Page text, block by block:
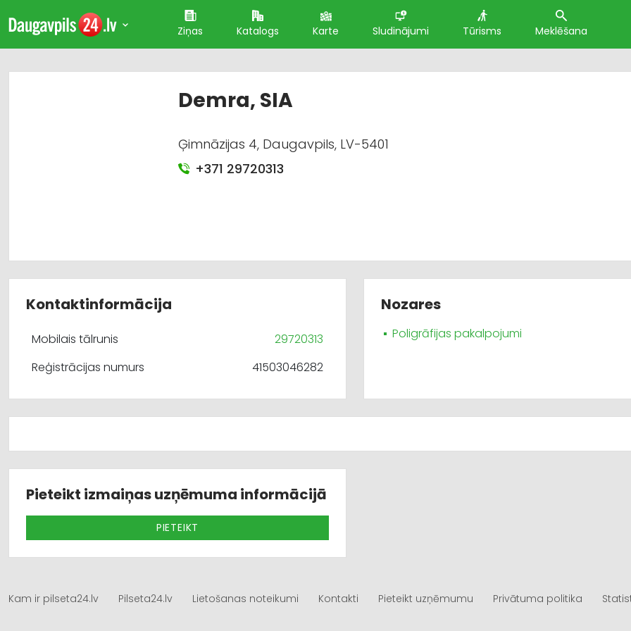
Ziņas Katalogs Karte Sludinājumi Tūrisms Meklēšana
Demra, SIA
Ģimnāzijas 4, Daugavpils, LV-5401
+371 29720313
Kontaktinformācija
Mobilais tālrunis
29720313
Reģistrācijas numurs
41503046282
Nozares
Poligrāfijas pakalpojumi
Pieteikt izmaiņas uzņēmuma informācijā
PIETEIKT
Kam ir pilseta24.lv Pilseta24.lv Lietošanas noteikumi Kontakti Pieteikt uzņēmumu Privātuma politika